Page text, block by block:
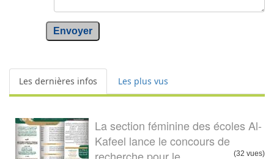
Envoyer
Les dernières infos Les plus vus
La section féminine des écoles Al-
Kafeel lance le concours de
(32 vues)